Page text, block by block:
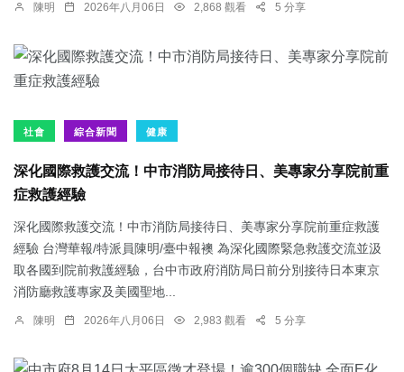
陳明 2026年八月06日 2,868 觀看 5 分享
社會 綜合新聞 健康
深化國際救護交流！中市消防局接待日、美專家分享院前重
症救護經驗
深化國際救護交流！中市消防局接待日、美專家分享院前重症救護
經驗 台灣華報/特派員陳明/臺中報襖 為深化國際緊急救護交流並汲
取各國到院前救護經驗，台中市政府消防局日前分別接待日本東京
消防廳救護專家及美國聖地...
陳明 2026年八月06日 2,983 觀看 5 分享